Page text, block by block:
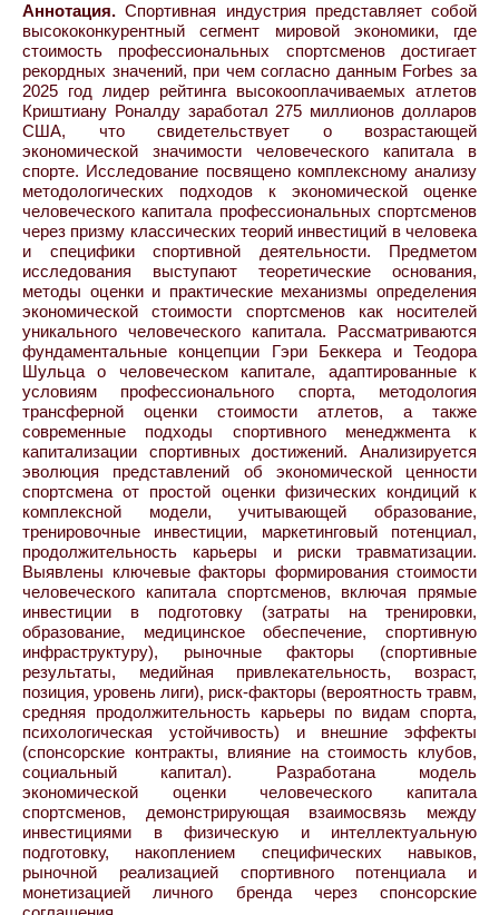
Аннотация. Спортивная индустрия представляет собой
высококонкурентный сегмент мировой экономики, где
стоимость профессиональных спортсменов достигает
рекордных значений, при чем согласно данным Forbes за
2025 год лидер рейтинга высокооплачиваемых атлетов
Криштиану Роналду заработал 275 миллионов долларов
США, что свидетельствует о возрастающей
экономической значимости человеческого капитала в
спорте. Исследование посвящено комплексному анализу
методологических подходов к экономической оценке
человеческого капитала профессиональных спортсменов
через призму классических теорий инвестиций в человека
и специфики спортивной деятельности. Предметом
исследования выступают теоретические основания,
методы оценки и практические механизмы определения
экономической стоимости спортсменов как носителей
уникального человеческого капитала. Рассматриваются
фундаментальные концепции Гэри Беккера и Теодора
Шульца о человеческом капитале, адаптированные к
условиям профессионального спорта, методология
трансферной оценки стоимости атлетов, а также
современные подходы спортивного менеджмента к
капитализации спортивных достижений. Анализируется
эволюция представлений об экономической ценности
спортсмена от простой оценки физических кондиций к
комплексной модели, учитывающей образование,
тренировочные инвестиции, маркетинговый потенциал,
продолжительность карьеры и риски травматизации.
Выявлены ключевые факторы формирования стоимости
человеческого капитала спортсменов, включая прямые
инвестиции в подготовку (затраты на тренировки,
образование, медицинское обеспечение, спортивную
инфраструктуру), рыночные факторы (спортивные
результаты, медийная привлекательность, возраст,
позиция, уровень лиги), риск-факторы (вероятность травм,
средняя продолжительность карьеры по видам спорта,
психологическая устойчивость) и внешние эффекты
(спонсорские контракты, влияние на стоимость клубов,
социальный капитал). Разработана модель
экономической оценки человеческого капитала
спортсменов, демонстрирующая взаимосвязь между
инвестициями в физическую и интеллектуальную
подготовку, накоплением специфических навыков,
рыночной реализацией спортивного потенциала и
монетизацией личного бренда через спонсорские